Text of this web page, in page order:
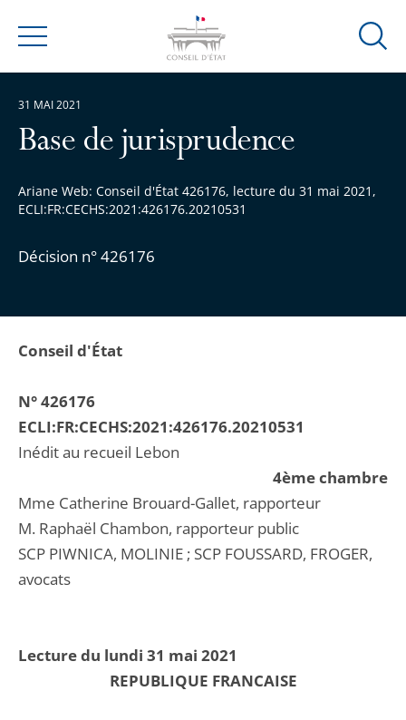
Menu
Ouvrir
Base de jurisprudence
Ariane Web: Conseil d'État 426176, lecture du 31 mai 2021,
ECLI:FR:CECHS:2021:426176.20210531
Décision n° 426176
31 MAI 2021
Conseil d'État
N° 426176
ECLI:FR:CECHS:2021:426176.20210531
Inédit au recueil Lebon
4ème chambre
Mme Catherine Brouard-Gallet, rapporteur
M. Raphaël Chambon, rapporteur public
SCP PIWNICA, MOLINIE ; SCP FOUSSARD, FROGER,
avocats
Lecture du lundi 31 mai 2021
REPUBLIQUE FRANCAISE